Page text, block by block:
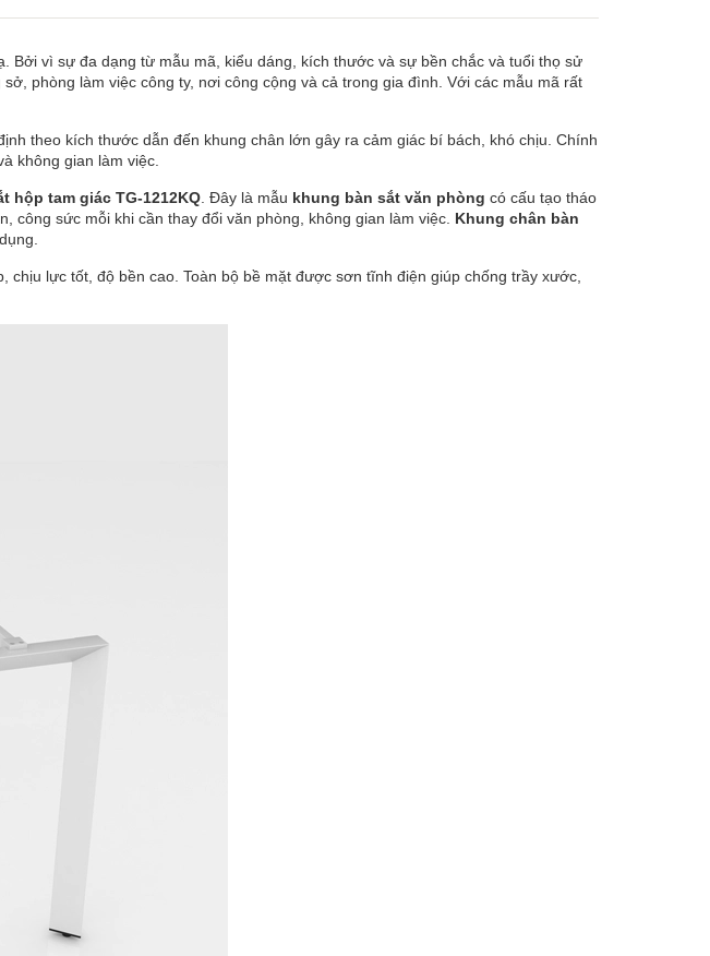
Bởi vì sự đa dạng từ mẫu mã, kiểu dáng, kích thước và sự bền chắc và tuổi thọ sử
phòng làm việc công ty, nơi công cộng và cả trong gia đình. Với các mẫu mã rất
theo kích thước dẫn đến khung chân lớn gây ra cảm giác bí bách, khó chịu. Chính
không gian làm việc.
hộp tam giác TG-1212KQ . Đây là mẫu khung bàn sắt văn phòng có cấu tạo tháo
công sức mỗi khi cần thay đổi văn phòng, không gian làm việc. Khung chân bàn
lực tốt, độ bền cao. Toàn bộ bề mặt được sơn tĩnh điện giúp chống trầy xước,